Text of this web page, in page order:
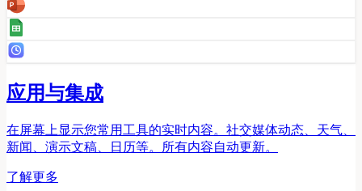
应用与集成
在屏幕上显示您常用工具的实时内容。社交媒体动态、天气、
新闻、演示文稿、日历等。所有内容自动更新。
了解更多